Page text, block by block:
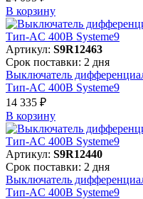
В корзинy
Артикул: S9R12463
Срок поставки: 2 дня
Выключатель
Тип-AC 400В Systeme9
14 335 ₽
В корзинy
Артикул: S9R12440
Срок поставки: 2 дня
Выключатель
Тип-AC 400В Systeme9